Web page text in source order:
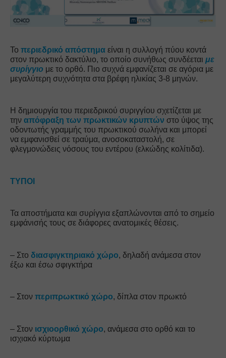
Το περιεδρικό απόστημα είναι η συλλογή πύου κοντά
στον πρωκτικό δακτύλιο, το οποίο συνήθως συνδέεται με
συρίγγιο με το ορθό. Πιο συχνά εμφανίζεται σε αγόρια με
μεγαλύτερη συχνότητα στα βρέφη ηλικίας 3-8 μηνών.
Η δημιουργία του περιεδρικού συριγγίου σχετίζεται με
την απόφραξη των πρωκτικών κρυπτών στο ύψος της
οδοντωτής γραμμής του πρωκτικού σωλήνα και μπορεί
να εμφανισθεί σε τραύμα, ανοσοκαταστολή, σε
φλεγμονώδεις νόσους του εντέρου (ελκώδης κολίτιδα).
ΤΥΠΟΙ
Τα αποστήματα και συρίγγια εξαπλώνονται από το σημείο
εμφάνισής τους σε διάφορες ανατομικές θέσεις.
– Στο διασφιγκτηριακό χώρο, δηλαδή ανάμεσα στον
έξω και έσω σφιγκτήρα
– Στον περιπρωκτικό χώρο, δίπλα στον πρωκτό
– Στον ισχιοορθικό χώρο, ανάμεσα στο ορθό και το
ισχιακό κύρτωμα